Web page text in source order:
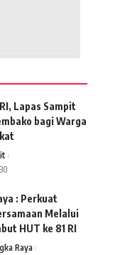
Lapas Sampit
bagi Warga
: Perkuat
Melalui
HUT ke 81 RI
Raya